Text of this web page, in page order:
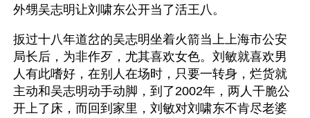
外甥吴志明让刘啸东公开当了活王八。
扳过十八年道岔的吴志明坐着火箭当上上海市公安
局长后，为非作歹，尤其喜欢女色。刘敏就喜欢男
人有此嗜好，在别人在场时，只要一转身，烂货就
主动和吴志明动手动脚，到了2002年，两人干脆公
开上了床，而回到家里，刘敏对刘啸东不肯尽老婆